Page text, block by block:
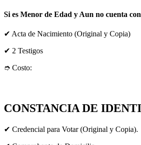
Si es Menor de Edad y Aun no cuenta
✔ Acta de Nacimiento (Original y Copia)
✔ 2 Testigos
➮ Costo:
CONSTANCIA DE
✔ Credencial para Votar (Original y Copia).